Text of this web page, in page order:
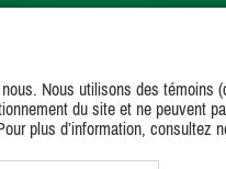
SUIVEZ-NOUS
Nous utilisons des témoins
du site et ne peuvent
plus d’information, consultez